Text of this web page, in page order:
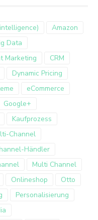
Amazon
Data
Marketing
CRM
Dynamic Pricing
eCommerce
Google+
Kaufprozess
Channel
Händler
Multi Channel
Onlineshop
Otto
Personalisierung